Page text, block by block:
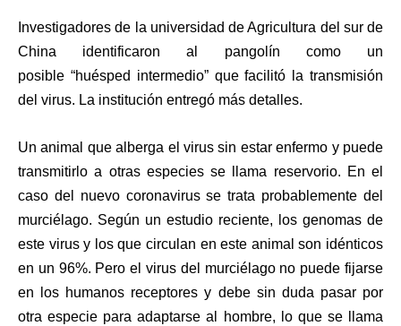
Investigadores de la universidad de Agricultura del sur de
China identificaron al pangolín como un
posible “huésped intermedio”que facilitó la transmisión
del virus. La institución entregó más detalles.
Un animal que alberga el virus sin estar enfermo y puede
transmitirlo a otras especies se llama reservorio. En el
caso del nuevo coronavirus se trata probablemente del
murciélago. Según un estudio reciente, los genomas de
este virus y los que circulan en este animal son idénticos
en un 96%. Peroel virus del murciélago no puede fijarse
en los humanos receptores y debe sin duda pasar por
otra especie para adaptarse al hombre, lo que se llama